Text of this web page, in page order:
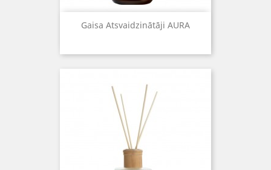
Gaisa Atsvaidzinātāji AURA